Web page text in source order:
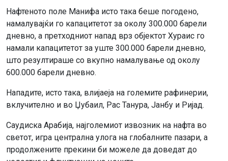
Нафтеното поле Манифа исто така беше погодено,
намалувајќи го капацитетот за околу 300.000 барели
дневно, а претходниот напад врз објектот Хураис го
намали капацитетот за уште 300.000 барели дневно,
што резултираше со вкупно намалување од околу
600.000 барели дневно.
Нападите, исто така, влијаеја на големите рафинерии,
вклучително и во Џубаил, Рас Танура, Јанбу и Ријад.
Саудиска Арабија, најголемиот извозник на нафта во
светот, игра централна улога на глобалните пазари, а
продолжените прекини би можеле да доведат до